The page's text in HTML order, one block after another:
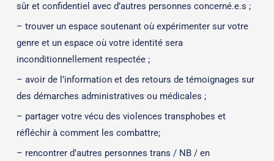
sûr et confidentiel avec d’autres personnes concerné.e.s ;
– trouver un espace soutenant où expérimenter sur votre
genre et un espace où votre identité sera
inconditionnellement respectée ;
– avoir de l’information et des retours de témoignages sur
des démarches administratives ou médicales ;
– partager votre vécu des violences transphobes et
réfléchir à comment les combattre;
– rencontrer d’autres personnes trans / NB / en